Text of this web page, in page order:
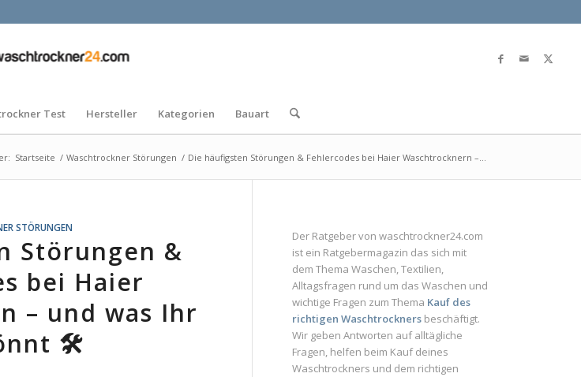
Test Hersteller Kategorien Bauart
Startseite / Waschtrockner Störungen / Die häufigsten Störungen & Fehlercodes bei Haier Waschtrocknern –...
STÖRUNGEN
Störungen &
bei Haier
– und was Ihr
🛠️
Der Ratgeber vonwaschtrockner24.com
ist ein Ratgebermagazin das sich mit
dem Thema Waschen, Textilien,
Alltagsfragen rund um das Waschen und
wichtige Fragen zum Thema Kauf des
richtigen Waschtrockners beschäftigt.
Wir geben Antworten auf alltägliche
Fragen, helfen beim Kauf deines
Waschtrockners und dem richtigen